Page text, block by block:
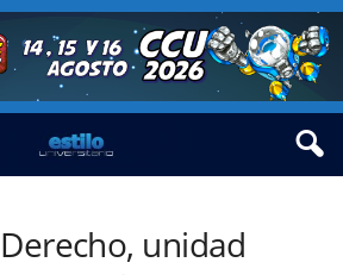
unidad